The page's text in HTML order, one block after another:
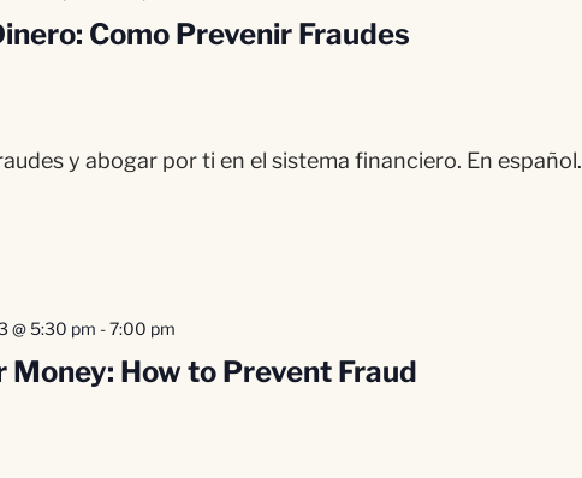
Como Prevenir Fraudes
y abogar por ti en el sistema financiero. En español.
Money: How to Prevent Fraud
@ 5:30 pm -7:00 pm